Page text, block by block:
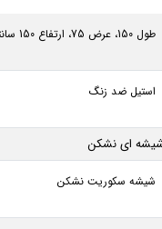
طول 150، عرض 75، ارتفاع 150 سانتی متر
استیل ضد زنگ
ای نشکن
شیشه سکوریت نشکن